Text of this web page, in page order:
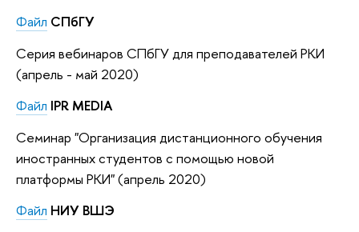
Файл СПбГУ
Серия вебинаров СПбГУдля преподавателей РКИ
(апрель - май 2020)
Файл IPR MEDIA
Семинар "Организация дистанционного обучения
иностранных студентов с помощью новой
платформы РКИ" (апрель 2020)
Файл НИУ ВШЭ